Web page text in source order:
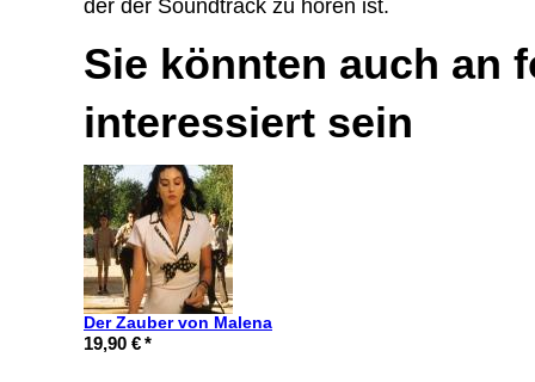
der der Soundtrack zu hören ist.
Sie könnten auch an
interessiert sein
Der Zauber von Malena
19,90 €*